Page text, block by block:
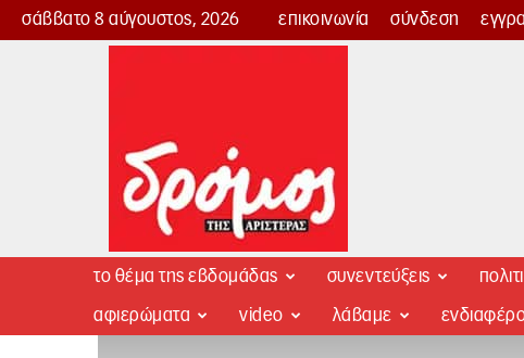
σάββατο 8 αύγουστος, 2026 επικοινωνία σύνδεση
Δρόμος
το θέμα της εβδομάδας συνεντεύξεις
αφιερώματα video λάβαμε